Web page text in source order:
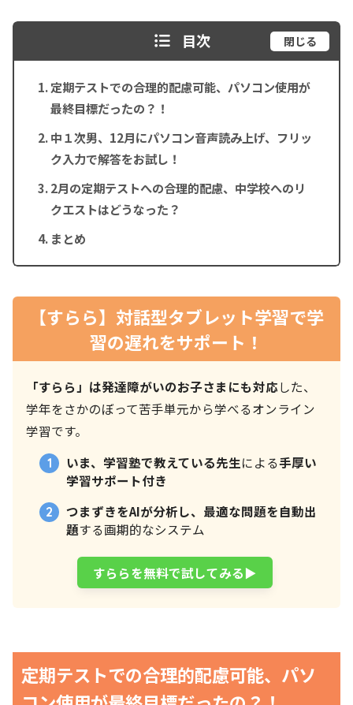
目次 閉じる
定期テストでの合理的配慮可能、パソコン使用が
最終目標だったの？！
中１次男、12月にパソコン音声読み上げ、フリッ
ク入力で解答をお試し！
2月の定期テストへの合理的配慮、中学校へのリ
クエストはどうなった？
まとめ
【すらら】対話型タブレット学習で学
習の遅れをサポート！
「すらら」は発達障がいのお子さまにも対応した、
学年をさかのぼって苦手単元から学べるオンライン
学習です。
いま、学習塾で教えている先生による手厚い
学習サポート付き
つまずきをAIが分析し、最適な問題を自動出
題する画期的なシステム
すららを無料で試してみる▶
定期テストでの合理的配慮可能、パソ